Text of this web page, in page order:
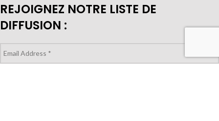
REJOIGNEZ NOTRE LISTE DE
DIFFUSION :